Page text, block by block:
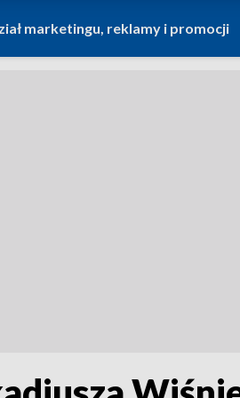
marketingu, reklamy i promocji